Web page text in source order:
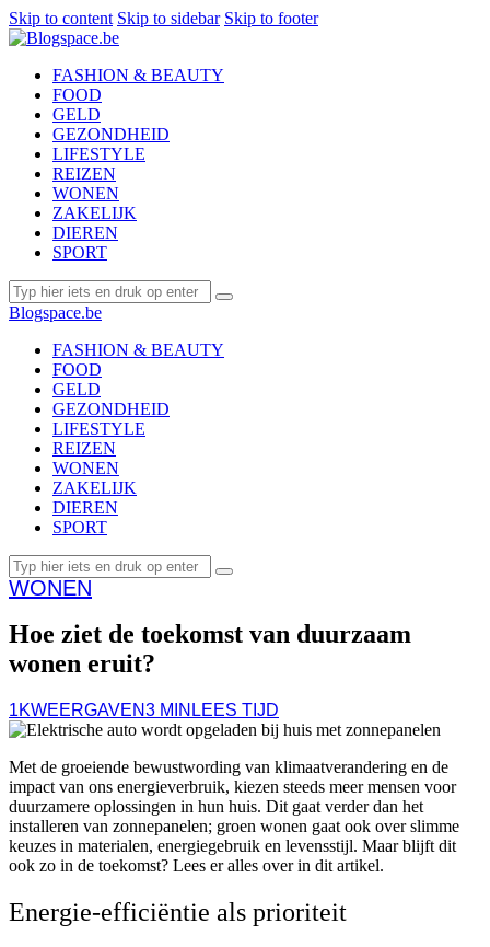
Skip to content Skip to sidebar Skip to footer
FASHION & BEAUTY
FOOD
GELD
GEZONDHEID
LIFESTYLE
REIZEN
WONEN
ZAKELIJK
DIEREN
SPORT
Blogspace.be
FASHION & BEAUTY
FOOD
GELD
GEZONDHEID
LIFESTYLE
REIZEN
WONEN
ZAKELIJK
DIEREN
SPORT
WONEN
Hoe ziet de toekomst van duurzaam
wonen eruit?
1KWEERGAVEN3 MIN LEES TIJD
Met de groeiende bewustwording van klimaatverandering en de
impact van ons energieverbruik, kiezen steeds meer mensen voor
duurzamere oplossingen in hun huis. Dit gaat verder dan het
installeren van zonnepanelen; groen wonen gaat ook over slimme
keuzes in materialen, energiegebruik en levensstijl. Maar blijft dit
ook zo in de toekomst? Lees er alles over in dit artikel.
Energie-efficiëntie als prioriteit